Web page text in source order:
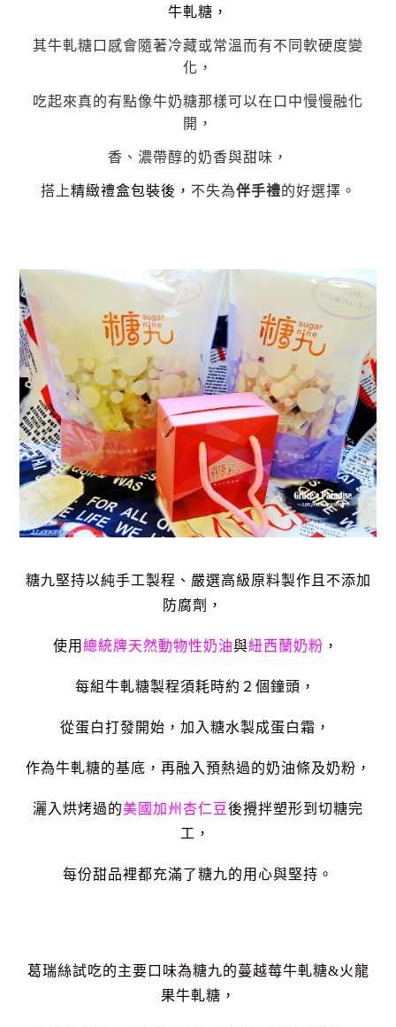
牛軋糖，
其牛軋糖口感會隨著冷藏或常溫而有不同軟硬度變
化，
吃起來真的有點像牛奶糖那樣可以在口中慢慢融化
開，
香、濃帶醇的奶香與甜味，
搭上精緻禮盒包裝後， 不失為伴手禮的好選擇。
糖九堅持以純手工製程、嚴選高級原料製作且不添加
防腐劑，
使用 總統牌天然動物性奶油與紐西蘭奶粉 ，
每組牛軋糖製程須耗時約２個鐘頭，
從蛋白打發開始，加入糖水製成蛋白霜，
作為牛軋糖的基底，再融入預熱過的奶油條及奶粉，
灑入烘烤過的美國加州杏仁豆後攪拌塑形到切糖完
工，
每份甜品裡都充滿了糖九的用心與堅持。
葛瑞絲試吃的主要口味為糖九的蔓越莓牛軋糖&火龍
果牛軋糖，